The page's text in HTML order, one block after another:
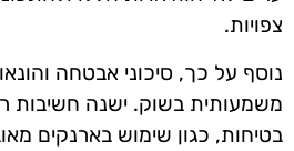
צפויות.
נוסף על כך, סיכוני אבטחה
משמעותית בשוק. ישנה חשיבות
בטיחות, כגון שימוש בארנקים